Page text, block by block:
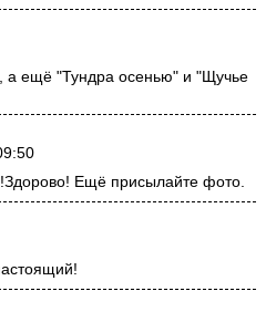
а ещё "Тундра осенью" и "Щучье
Ещё присылайте фото.